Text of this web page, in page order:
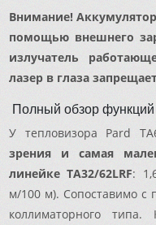
Внимание!
помощью внешнего
излучатель
лазер в глаза
Полный обзор функций
У тепловизора Pard
зрения и самая
линейке TA32/62LRF:
м/100 м). Сопоставимо с
коллиматорного